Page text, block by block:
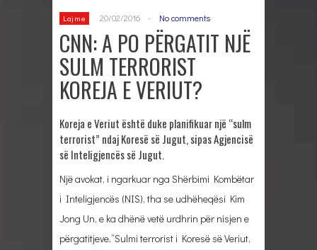
Lajme 20/02/2016 - No comments
CNN: A PO PËRGATIT NJË
SULM TERRORIST
KOREJA E VERIUT?
Koreja e Veriut është duke planifikuar një “sulm
terrorist” ndaj Koresë së Jugut, sipas Agjencisë
së Inteligjencës së Jugut.
Një avokat, i ngarkuar nga Shërbimi Kombëtar
i Inteligjencës (NIS), tha se udhëheqësi Kim
Jong Un, e ka dhënë vetë urdhrin për nisjen e
përgatitjeve.“Sulmi terrorist i Koresë së Veriut,